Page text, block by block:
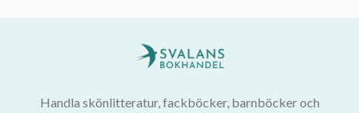
Handla skönlitteratur, fackböcker, barnböcker och